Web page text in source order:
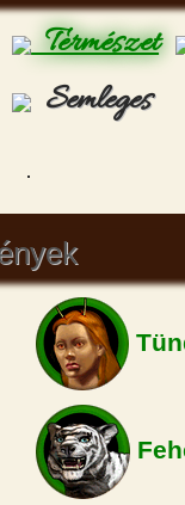
Természet
Semleges